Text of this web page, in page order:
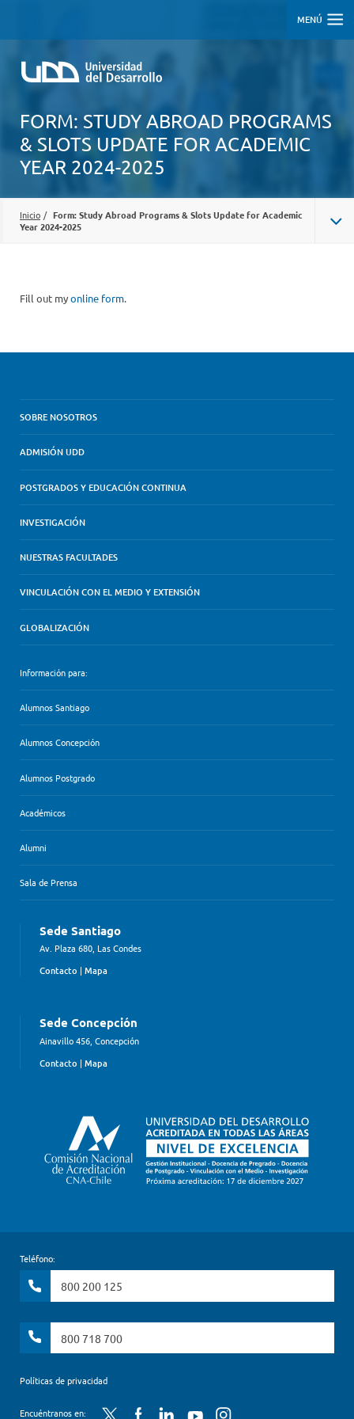
MENÚ
FORM: STUDY ABROAD PROGRAMS
& SLOTS UPDATE FOR ACADEMIC
YEAR 2024-2025
Inicio / Form: Study Abroad Programs & Slots Update for Academic
Year 2024-2025
Fill out myonline form.
SOBRE NOSOTROS
ADMISIÓN UDD
POSTGRADOS Y EDUCACIÓN CONTINUA
INVESTIGACIÓN
NUESTRAS FACULTADES
VINCULACIÓN CON EL MEDIO Y EXTENSIÓN
GLOBALIZACIÓN
Información para:
Alumnos Santiago
Alumnos Concepción
Alumnos Postgrado
Académicos
Alumni
Sala de Prensa
Sede Santiago
Av. Plaza 680, Las Condes
Contacto | Mapa
Sede Concepción
Ainavillo 456, Concepción
Contacto | Mapa
Teléfono:
800 200 125
800 718 700
Políticas de privacidad
Encuéntranos en: Twitter FacebookLinkedInYouTubeInstagram